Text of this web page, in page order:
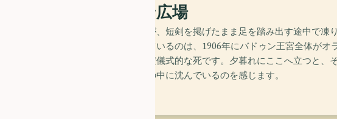
ププタン広場
青銅の家族像が、短剣を掲げたまま足を踏み出す途中で凍
ます。記念しているのは、1906年にバドゥン王宮全体がオ
降伏せず選んだ儀式的な死です。夕暮れにここへ立つと、
重さが静けさの中に沈んでいるのを感じます。